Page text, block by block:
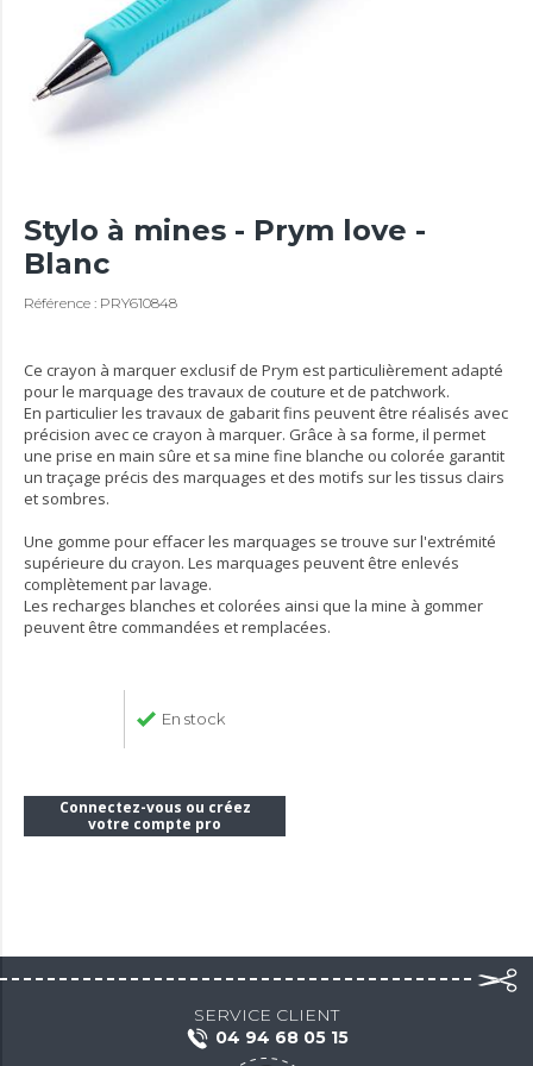
Stylo à mines - Prym love -
Blanc
Référence : PRY610848
Ce crayon à marquer exclusif de Prym est particulièrement adapté
pour le marquage des travaux de couture et de patchwork.
En particulier les travaux de gabarit fins peuvent être réalisés avec
précision avec ce crayon à marquer. Grâce à sa forme, il permet
une prise en main sûre et sa mine fine blanche ou colorée garantit
un traçage précis des marquages et des motifs sur les tissus clairs
et sombres.
Une gomme pour effacer les marquages se trouve sur l'extrémité
supérieure du crayon. Les marquages peuvent être enlevés
complètement par lavage.
Les recharges blanches et colorées ainsi que la mine à gommer
peuvent être commandées et remplacées.
En stock
Connectez-vous ou créez
votre compte pro
SERVICE CLIENT
04 94 68 05 15